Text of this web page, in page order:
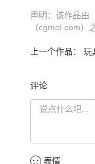
声明：该作品由
（cgmol.com）
上一个作品： 玩
评论
表情